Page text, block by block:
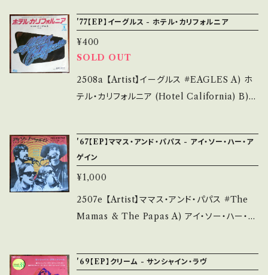
12W / ワーナー *スコセッシ監督「The Last
Waltz」解散ライブOST ■参考視聴■ - 【Con
dition】 Jacket/Record：B/B (国内盤) ___
______________________ 【About
the state/状態説明】 S・新品未開封など A・綺
他、+ - で補足しています。 *中古という事をご理
解して頂ける方のご購入をお願い致します。 Ple
ase purchase it if you understand that it
is second hand. *詳しくは ■■■状態・説明
/ 発送について■■■ をご覧ください。 https://
___【bid】2602y
'77【EP】イーグルス - ホテル・カリフォルニア
¥400
SOLD OUT
2508a 【Artist】イーグルス #EAGLES A) ホ
テル・カリフォルニア (Hotel California) B)
ーナー * 参考視聴: - 【Condition】 Jacket/
Record：B-/B (国内盤) *ジャケしわ多 ____
_____________________ 【About t
he state/状態説明】 S・新品未開封など A・綺
麗・キズ等も無く、痛みも薄い B・多少痛み・キズ
解して頂ける方のご購入をお願い致します。 Ple
'67【EP】ママス・アンド・パパス - アイ・ソー・ハー・ア
ゲイン
¥1,000
2507e 【Artist】ママス・アンド・パパス #The
Mamas & The Papas A) アイ・ソー・ハー・ア
1967? / SS-1700 / ビクター * 参考視聴: http
'69【EP】クリーム - サンシャイン・ラヴ